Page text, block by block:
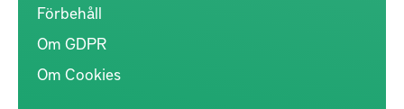
Förbehåll
Om GDPR
Om Cookies